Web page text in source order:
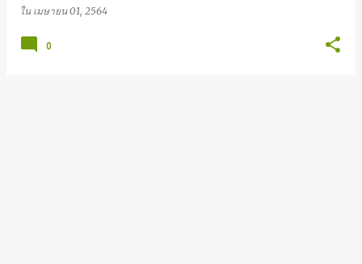
ใน เมษายน 01, 2564
0